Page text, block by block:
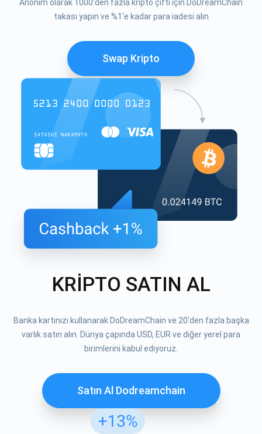
Anonim olarak 1000'den fazla kripto çifti için DoDreamChain
takası yapın ve %1'e kadar para iadesi alın
Swap Kripto
KRİPTO SATIN AL
Banka kartınızı kullanarak DoDreamChain ve 20'den fazla başka
varlık satın alın. Dünya çapında USD, EUR ve diğer yerel para
birimlerini kabul ediyoruz.
Satın Al Dodreamchain